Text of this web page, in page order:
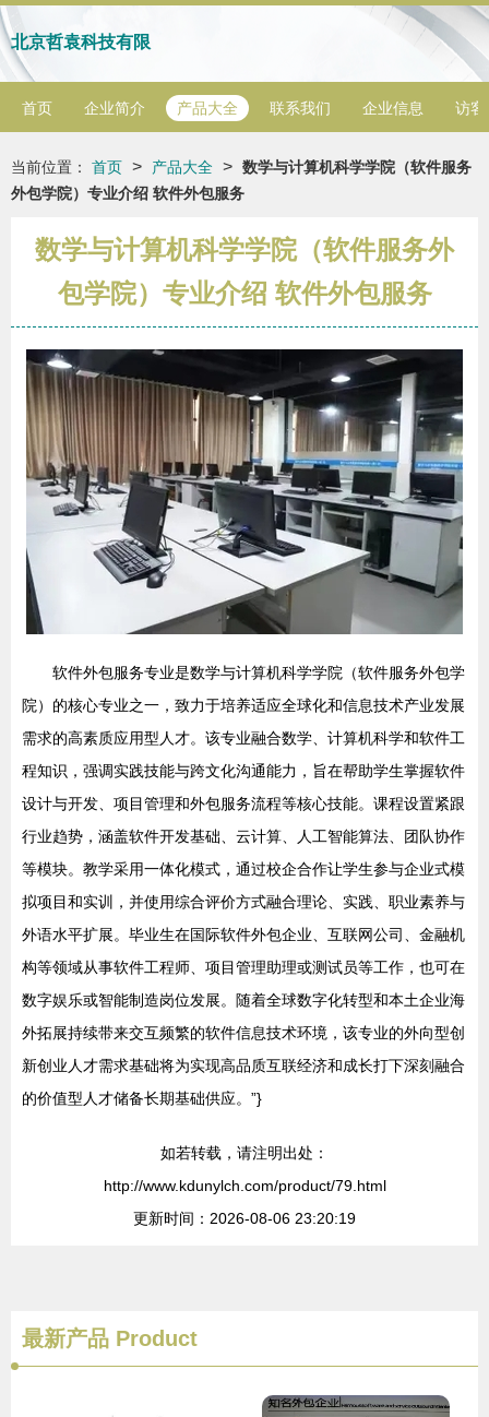
北京哲袁科技有限
首页 企业简介 产品大全 联系我们 企业信息 访客
当前位置： 首页 > 产品大全 > 数学与计算机科学学院（软件服务
外包学院）专业介绍 软件外包服务
数学与计算机科学学院（软件服务外
包学院）专业介绍 软件外包服务
软件外包服务专业是数学与计算机科学学院（软件服务外包学
院）的核心专业之一，致力于培养适应全球化和信息技术产业发展
需求的高素质应用型人才。该专业融合数学、计算机科学和软件工
程知识，强调实践技能与跨文化沟通能力，旨在帮助学生掌握软件
设计与开发、项目管理和外包服务流程等核心技能。课程设置紧跟
行业趋势，涵盖软件开发基础、云计算、人工智能算法、团队协作
等模块。教学采用一体化模式，通过校企合作让学生参与企业式模
拟项目和实训，并使用综合评价方式融合理论、实践、职业素养与
外语水平扩展。毕业生在国际软件外包企业、互联网公司、金融机
构等领域从事软件工程师、项目管理助理或测试员等工作，也可在
数字娱乐或智能制造岗位发展。随着全球数字化转型和本土企业海
外拓展持续带来交互频繁的软件信息技术环境，该专业的外向型创
新创业人才需求基础将为实现高品质互联经济和成长打下深刻融合
的价值型人才储备长期基础供应。”}
如若转载，请注明出处：
http://www.kdunylch.com/product/79.html
更新时间：2026-08-06 23:20:19
最新产品 Product